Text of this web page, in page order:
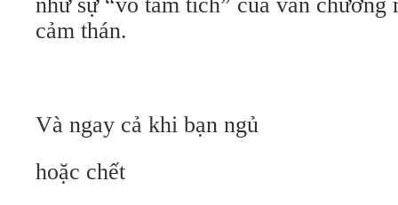
cảm thán.
Và ngay cả khi bạn ngủ
hoặc chết